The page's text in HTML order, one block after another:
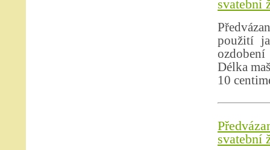
svatební
použití
Délka
10
svatební